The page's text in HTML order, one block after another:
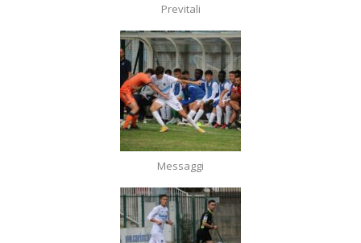
Previtali
Messaggi